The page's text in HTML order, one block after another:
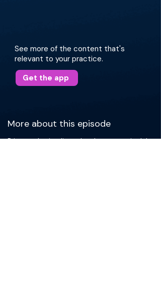
See more of the content that's
relevant to your practice.
Get the app
More about this episode
Primero, el episodio explora la trayectoria del